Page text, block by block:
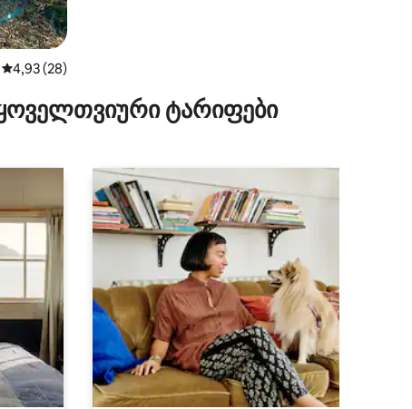
საშუალო შეფასებაა 5‑დან 4,93, 28 მიმოხილვა
4,93 (28)
ტარიფები